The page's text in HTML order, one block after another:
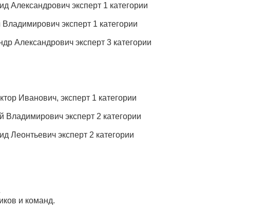
эксперт 1 категории
эксперт 1 категории
эксперт 3 категории
эксперт 1 категории
эксперт 2 категории
эксперт 2 категории
и команд.